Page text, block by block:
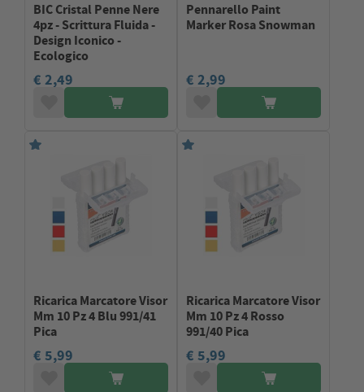
BIC Cristal Penne Nere
4pz - Scrittura Fluida -
Design Iconico -
Ecologico
€ 2,49
Pennarello Paint
Marker Rosa Snowman
€ 2,99
Ricarica Marcatore Visor
Mm 10 Pz 4 Blu 991/41
Pica
€ 5,99
Ricarica Marcatore Visor
Mm 10 Pz 4 Rosso
991/40 Pica
€ 5,99